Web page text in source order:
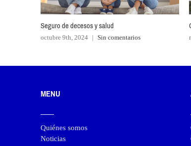
Seguro de decesos y salud
octubre 9th, 2024 | Sin comentarios
MENU
Quiénes somos
Noticias